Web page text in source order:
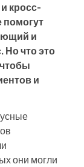
кросс-
помогут
и
Но что это
и
они могли